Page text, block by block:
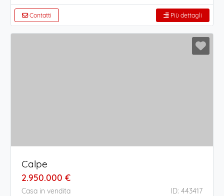
Contatti Più dettagli
Calpe
2.950.000 €
Casa in vendita ID: 443417